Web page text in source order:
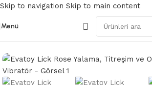
Skip to navigation Skip to main content
Menü
Modern Vibratörler